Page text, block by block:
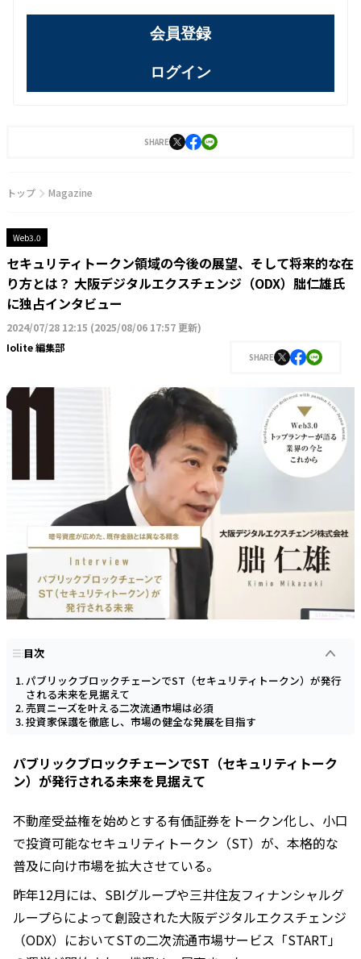
会員登録
ログイン
SHARE
トップ Magazine
Web3.0
セキュリティトークン領域の今後の展望、そして将来的な在
り方とは？ 大阪デジタルエクスチェンジ（ODX）朏仁雄氏
に独占インタビュー
2024/07/28 12:15 (2025/08/06 17:57 更新)
Iolite 編集部
SHARE
目次
パブリックブロックチェーンでST（セキュリティトークン）が発行
される未来を見据えて
売買ニーズを叶える二次流通市場は必須
投資家保護を徹底し、市場の健全な発展を目指す
パブリックブロックチェーンでST（セキュリティトーク
ン）が発行される未来を見据えて
不動産受益権を始めとする有価証券をトークン化し、小口
で投資可能なセキュリティトークン（ST）が、本格的な
普及に向け市場を拡大させている。
昨年12月には、SBIグループや三井住友フィナンシャルグ
ループらによって創設された大阪デジタルエクスチェンジ
（ODX）においてSTの二次流通市場サービス「START」